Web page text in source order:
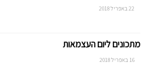
22 באפריל 2018
מתכונים ליום העצמאות
16 באפריל 2018